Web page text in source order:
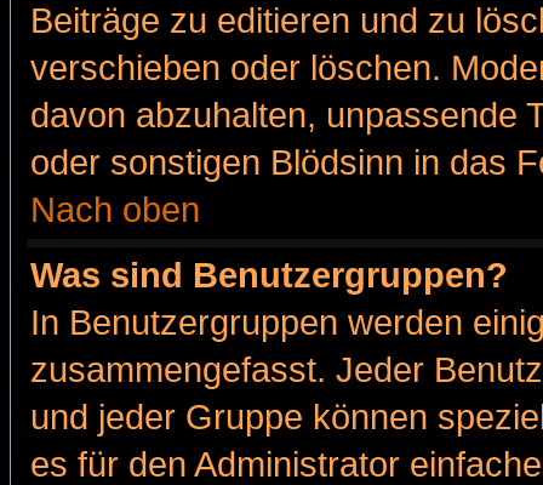
Beiträge zu editieren und zu
verschieben oder löschen.
davon abzuhalten, unpassende
oder sonstigen Blödsinn in das
Nach oben
Was sind Benutzergruppen?
In Benutzergruppen werden
zusammengefasst. Jeder
und jeder Gruppe können
es für den Administrator